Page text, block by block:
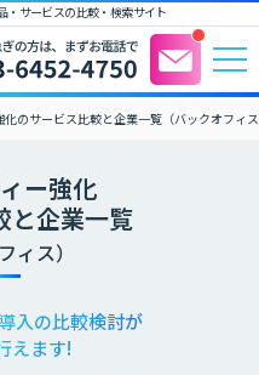
・サービスの比較・検索サイト
化のサービス比較と企業一覧（バックオフィ
ー強化
と企業一覧
ィス）
入の比較検討が
えます!